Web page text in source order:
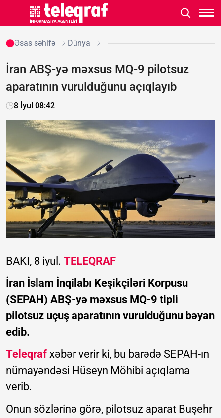
Əsas səhifə Dünya
İran ABŞ-yə məxsus MQ-9 pilotsuz
aparatının vurulduğunu açıqlayıb
8 İyul 08:42
BAKI, 8 iyul. TELEQRAF
İran İslam İnqilabı Keşikçiləri Korpusu
(SEPAH) ABŞ-yə məxsus MQ-9 tipli
pilotsuz uçuş aparatının vurulduğunu bəyan
edib.
Teleqraf xəbər verir ki, bu barədə SEPAH-ın
nümayəndəsi Hüseyn Möhibi açıqlama
verib.
Onun sözlərinə görə, pilotsuz aparat Buşehr